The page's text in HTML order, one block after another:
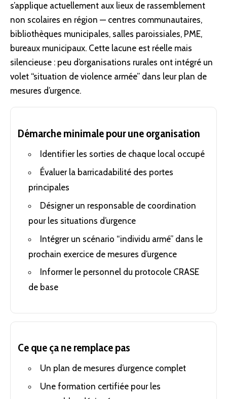
s’applique actuellement aux lieux de rassemblement
non scolaires en région — centres communautaires,
bibliothèques municipales, salles paroissiales, PME,
bureaux municipaux. Cette lacune est réelle mais
silencieuse : peu d’organisations rurales ont intégré un
volet “situation de violence armée” dans leur plan de
mesures d’urgence.
Démarche minimale pour une organisation
Identifier les sorties de chaque local occupé
Évaluer la barricadabilité des portes
principales
Désigner un responsable de coordination
pour les situations d’urgence
Intégrer un scénario “individu armé” dans le
prochain exercice de mesures d’urgence
Informer le personnel du protocole CRASE
de base
Ce que ça ne remplace pas
Un plan de mesures d’urgence complet
Une formation certifiée pour les